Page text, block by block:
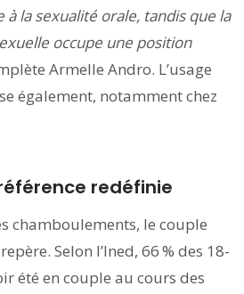
la sexualité orale, tandis que la
occupe une position
Armelle Andro. L’usage
également, notamment chez
redéfinie
chamboulements, le couple
Selon l’Ined, 66 % des 18-
été en couple au cours des